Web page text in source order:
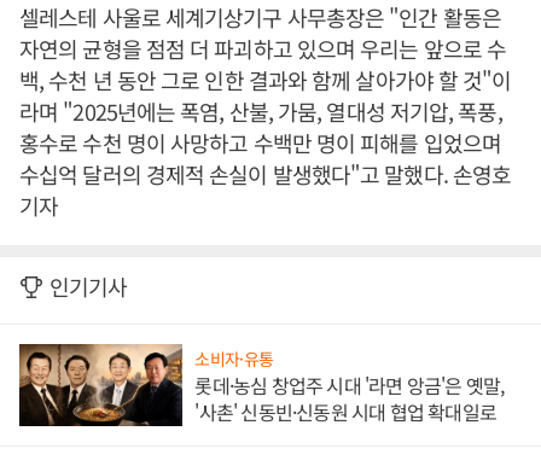
셀레스테 사울로 세계기상기구 사무총장은 "인간 활동은
자연의 균형을 점점 더 파괴하고 있으며 우리는 앞으로 수
백, 수천 년 동안 그로 인한 결과와 함께 살아가야 할 것"이
라며 "2025년에는 폭염, 산불, 가뭄, 열대성 저기압, 폭풍,
홍수로 수천 명이 사망하고 수백만 명이 피해를 입었으며
수십억 달러의 경제적 손실이 발생했다"고 말했다. 손영호
기자
인기기사
소비자·유통
롯데·농심 창업주 시대 '라면 앙금'은 옛말,
'사촌' 신동빈·신동원 시대 협업 확대일로